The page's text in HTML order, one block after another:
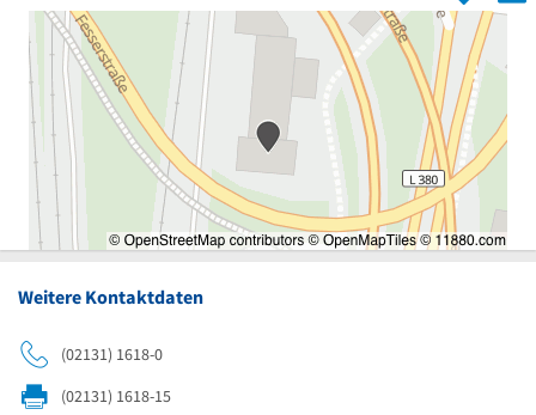
Weitere Kontaktdaten
(02131) 1618-0
(02131) 1618-15